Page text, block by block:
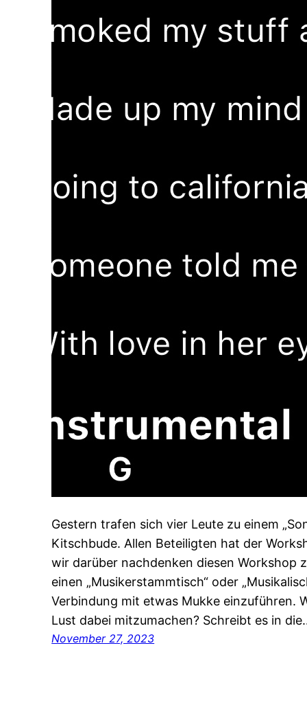
Gestern trafen sich vier Leute zu einem
Kitschbude. Allen Beteiligten hat der
wir darüber nachdenken diesen Workshop
einen „Musikerstammtisch“ oder
Verbindung mit etwas Mukke einzuführen.
Lust dabei mitzumachen? Schreibt es in
November 27, 2023